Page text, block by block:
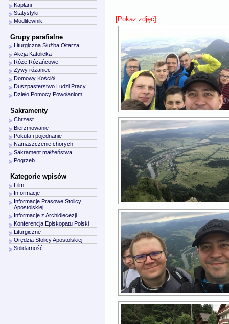
[Pokaz zdjęć]
Kapłani
Statystyki
Modlitewnik
Grupy parafialne
Liturgiczna Służba Ołtarza
Akcja Katolicka
Róże Różańcowe
Żywy różaniec
Domowy Kościół
Duszpasterstwo Ludzi Pracy
Dzieło Pomocy Powołaniom
Sakramenty
Chrzest
Bierzmowanie
Pokuta i pojednanie
Namaszczenie chorych
Sakrament małżeństwa
Pogrzeb
Kategorie wpisów
Film
Informacje
Informacje Prasowe Stolicy
Apostolskiej
Informacje z Archidiecezji
Konferencja Episkopatu Polski
Liturgiczne
Orędzia Stolicy Apostolskiej
Solidarność